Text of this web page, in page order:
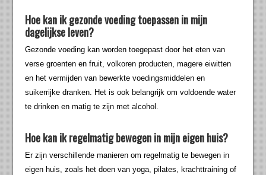
Hoe kan ik gezonde voeding toepassen in mijn
dagelijkse leven?
Gezonde voeding kan worden toegepast door het eten van
verse groenten en fruit, volkoren producten, magere eiwitten
en het vermijden van bewerkte voedingsmiddelen en
suikerrijke dranken. Het is ook belangrijk om voldoende water
te drinken en matig te zijn met alcohol.
Hoe kan ik regelmatig bewegen in mijn eigen huis?
Er zijn verschillende manieren om regelmatig te bewegen in
eigen huis, zoals het doen van yoga, pilates, krachttraining of